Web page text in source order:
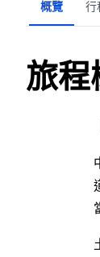
概覽 行
旅程